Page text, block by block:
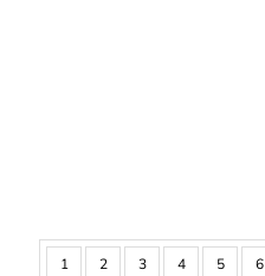
1 2 3 4 5 6